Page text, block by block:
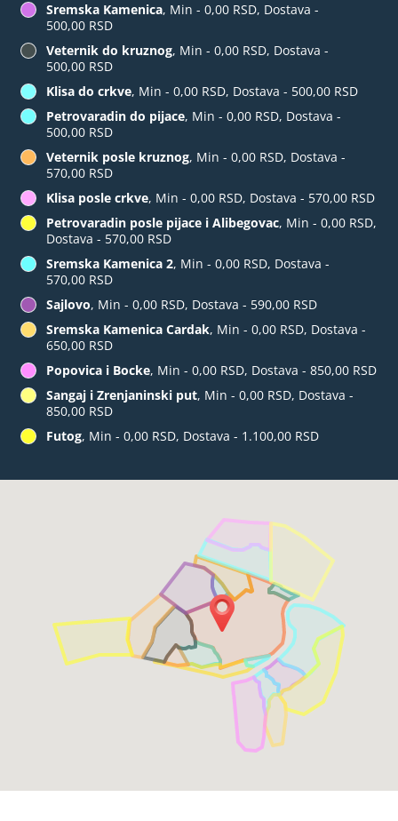
Sremska Kamenica, Min - 0,00 RSD, Dostava -
500,00 RSD
Veternik do kruznog, Min - 0,00 RSD, Dostava -
500,00 RSD
Klisa do crkve, Min - 0,00 RSD, Dostava - 500,00 RSD
Petrovaradin do pijace, Min - 0,00 RSD, Dostava -
500,00 RSD
Veternik posle kruznog, Min - 0,00 RSD, Dostava -
570,00 RSD
Klisa posle crkve, Min - 0,00 RSD, Dostava - 570,00 RSD
Petrovaradin posle pijace i Alibegovac, Min - 0,00 RSD,
Dostava - 570,00 RSD
Sremska Kamenica 2, Min - 0,00 RSD, Dostava -
570,00 RSD
Sajlovo, Min - 0,00 RSD, Dostava - 590,00 RSD
Sremska Kamenica Cardak, Min - 0,00 RSD, Dostava -
650,00 RSD
Popovica i Bocke, Min - 0,00 RSD, Dostava - 850,00 RSD
Sangaj i Zrenjaninski put, Min - 0,00 RSD, Dostava -
850,00 RSD
Futog, Min - 0,00 RSD, Dostava - 1.100,00 RSD